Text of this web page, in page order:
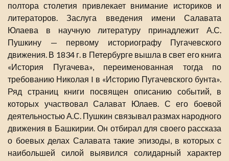
полтора столетия привлекает внимание историков и
литераторов. Заслуга введения имени Салавата
Юлаева в научную литературу принадлежит А.С.
Пушкину — первому историографу Пугачевского
движения. В 1834 г. в Петербурге вышла в свет его книга
«История Пугачева», переименованная тогда по
требованию Николая I в «Историю Пугачевского бунта».
Ряд страниц книги посвящен описанию событий, в
которых участвовал Салават Юлаев. С его боевой
деятельностью А.С. Пушкин связывал размах народного
движения в Башкирии. Он отбирал для своего рассказа
о боевых делах Салавата такие эпизоды, в которых с
наибольшей силой выявился солидарный характер